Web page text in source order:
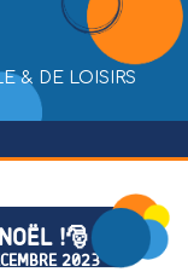
& DE LOISIRS
!🎅
2023